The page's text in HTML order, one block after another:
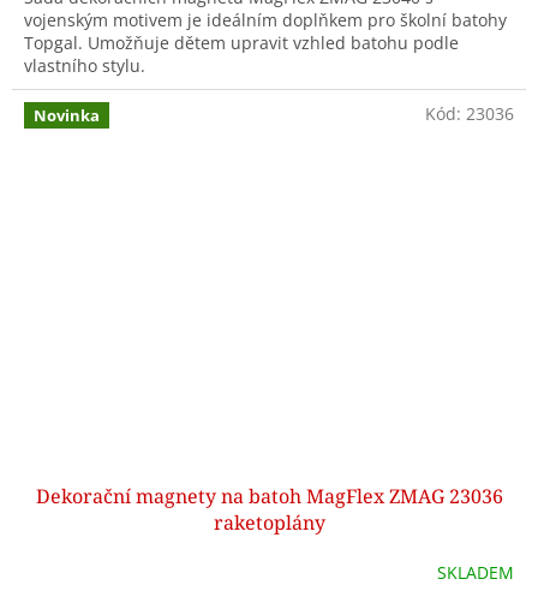
vojenským motivem je ideálním doplňkem pro školní batohy
Topgal. Umožňuje dětem upravit vzhled batohu podle
vlastního stylu.
Novinka
Dekorační magnety na batoh MagFlex ZMAG 23036
raketoplány
SKLADEM
Kód: 23036